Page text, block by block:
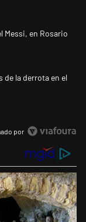
en los últimos
Messi, el papá de
Messi, en Rosario
busca culpables
de la derrota en el
por